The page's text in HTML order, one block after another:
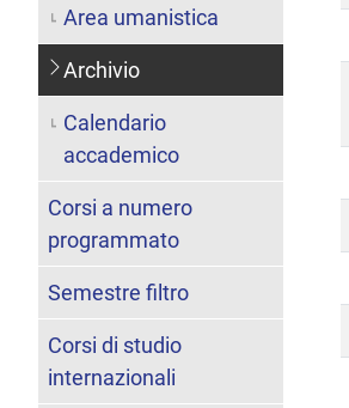
Area umanistica
Archivio
Calendario
accademico
Corsi a numero
programmato
Semestre filtro
Corsi di studio
internazionali